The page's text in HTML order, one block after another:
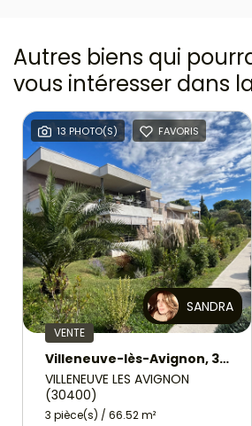
Autres biens qui
vous intéresser dans
13 PHOTO(S) FAVORIS
SANDRA
VENTE
Villeneuve-lès-Avignon, 3 pièce(s) 66.52 m2 avec grande terrasse, garage et cave
VILLENEUVE LES AVIGNON
(30400)
3 pièce(s) / 66.52 m²